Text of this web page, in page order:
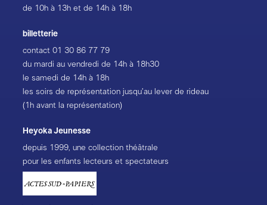
de 10h à 13h et de 14h à 18h
billetterie
contact01 30 86 77 79
du mardi au vendredi de 14h à 18h30
le samedi de 14h à 18h
les soirs de représentation jusqu’au lever de rideau
(1h avant la représentation)
Heyoka Jeunesse
depuis 1999, une collection théâtrale
pour les enfants lecteurs et spectateurs